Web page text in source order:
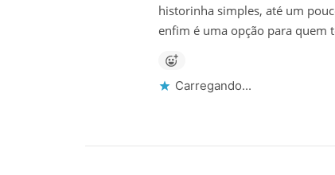
historinha simples, até um
enfim é uma opção para quem
Carregando...